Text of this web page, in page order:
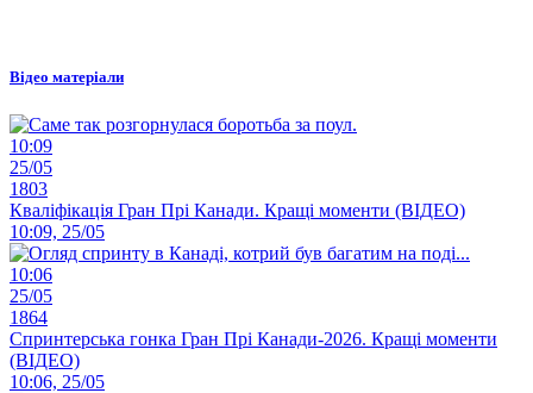
Відео матеріали
10:09
25/05
1803
Кваліфікація Гран Прі Канади. Кращі моменти (ВІДЕО)
10:09, 25/05
10:06
25/05
1864
Спринтерська гонка Гран Прі Канади-2026. Кращі моменти
(ВІДЕО)
10:06, 25/05